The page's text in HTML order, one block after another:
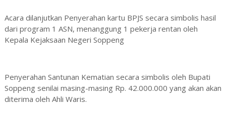
Acara dilanjutkan Penyerahan kartu BPJS secara simbolis hasil
dari program 1 ASN, menanggung 1 pekerja rentan oleh
Kepala Kejaksaan Negeri Soppeng
Penyerahan Santunan Kematian secara simbolis oleh Bupati
Soppeng senilai masing-masing Rp. 42.000.000 yang akan akan
diterima oleh Ahli Waris.